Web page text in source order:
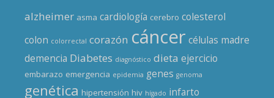
alzheimer asma cardiología cerebro colesterol
colon colorrectal corazón cáncer células madre
demencia Diabetes diagnóstico dieta ejercicio
embarazo emergencia epidemia genes genoma
genética hipertensión hiv hígado infarto